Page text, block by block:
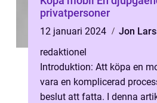
privatpersoner
12 januari 2024
Jon
redaktionel
Introduktion: Att köpa en
vara en komplicerad
beslut att fatta. I denna